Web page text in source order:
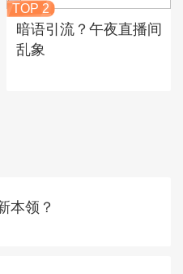
TOP 2
暗语引流？午夜直播间
乱象
本领？